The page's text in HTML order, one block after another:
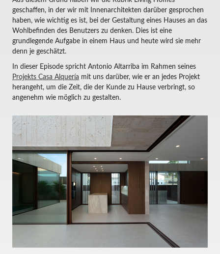
geschaffen, in der wir mit Innenarchitekten darüber gesprochen
haben, wie wichtig es ist, bei der Gestaltung eines Hauses an das
Wohlbefinden des Benutzers zu denken. Dies ist eine
grundlegende Aufgabe in einem Haus und heute wird sie mehr
denn je geschätzt.
In dieser Episode spricht Antonio Altarriba im Rahmen seines
Projekts Casa Alquería mit uns darüber, wie er an jedes Projekt
herangeht, um die Zeit, die der Kunde zu Hause verbringt, so
angenehm wie möglich zu gestalten.